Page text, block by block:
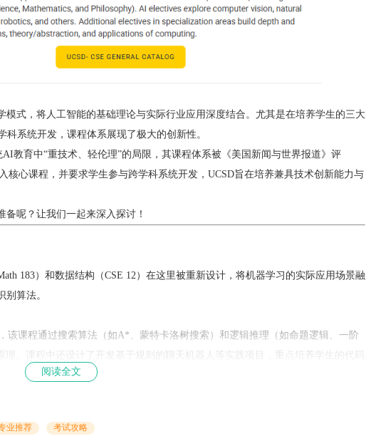
阅读全文
式，将人工智能的基础理论与实际行业应用深度结合。尤其是在培养学生的三大
系统开发，课程体系展现了极大的创新性。
教育中“重技术、轻伦理”的局限，其课程体系被《美国新闻与世界报道》评
核心课程，并要求学生参与跨学科系统开发，UCSD旨在培养兼具技术创新能力与
呢？让我们一起来深入探讨！
183）和数据结构（CSE 12）在这里被重新设计，将机器学习的实际应用场景融
算法。
该课程通过搜索算法（如A*、蒙特卡洛树搜索）和逻辑推理（如命题逻辑、一阶
理。课程中还设计了开发基于规则的聊天机器人等实践项目，重点培养学生的代码
业推荐 考试攻略